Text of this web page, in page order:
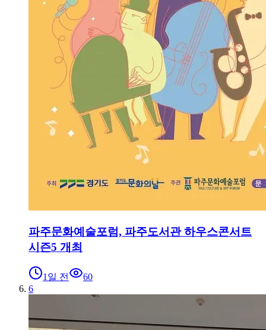
파주문화예술포럼, 파주도서관 하우스콘서트
시즌5 개최
1일 전
60
6